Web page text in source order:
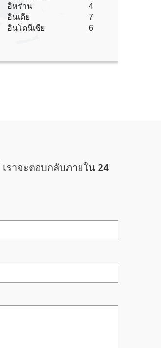
อิหร่าน
อินเดีย
อินโดนีเซีย
4
7
6
าจะตอบกลับภายใน 24